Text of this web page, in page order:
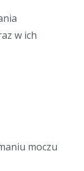
w ich
moczu